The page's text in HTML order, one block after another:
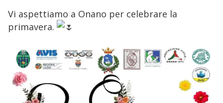
Vi aspettiamo a Onano per celebrare la
primavera.